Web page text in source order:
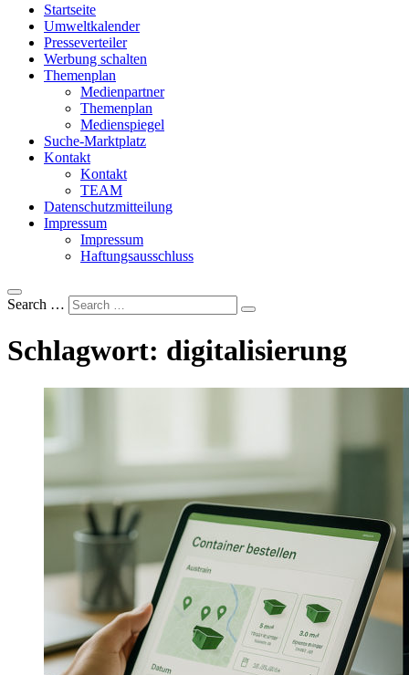
Startseite
Umweltkalender
Presseverteiler
Werbung schalten
Themenplan
Medienpartner
Themenplan
Medienspiegel
Suche-Marktplatz
Kontakt
Kontakt
TEAM
Datenschutzmitteilung
Impressum
Impressum
Haftungsausschluss
Search …
Schlagwort: digitalisierung